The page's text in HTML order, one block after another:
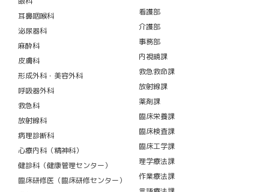
耳鼻咽喉科
泌尿器科
麻酔科
皮膚科
形成外科・美容外科
呼吸器外科
救急科
放射線科
病理診断科
心療内科（精神科）
健診科（健康管理センター）
臨床研修医（臨床研修センター）
看護部
介護部
事務部
内視鏡課
救急救命課
放射線課
薬剤課
臨床栄養課
臨床検査課
臨床工学課
理学療法課
作業療法課